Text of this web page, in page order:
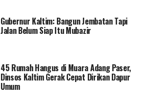
Gubernur Kaltim: Bangun Jembatan Tapi
Jalan Belum Siap Itu Mubazir
45 Rumah Hangus di Muara Adang Paser,
Dinsos Kaltim Gerak Cepat Dirikan Dapur
Umum